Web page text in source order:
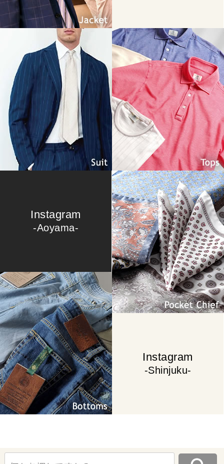
Suit
Instagram
-Aoyama-
Bottoms
Tops
Pocket Chief
Instagram
-Shinjuku-